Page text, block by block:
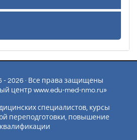
- 2026 · Все права защищены
центр www.edu-med-nmo.ru»
специалистов, курсы
переподготовки, повышение
квалификации